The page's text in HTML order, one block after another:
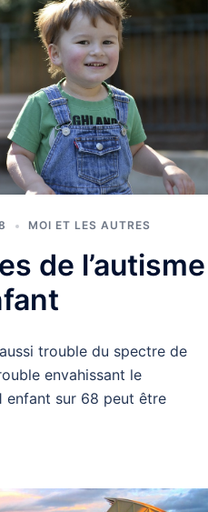
MOI ET LES AUTRES
de l’autisme
trouble du spectre de
envahissant le
enfant sur 68 peut être